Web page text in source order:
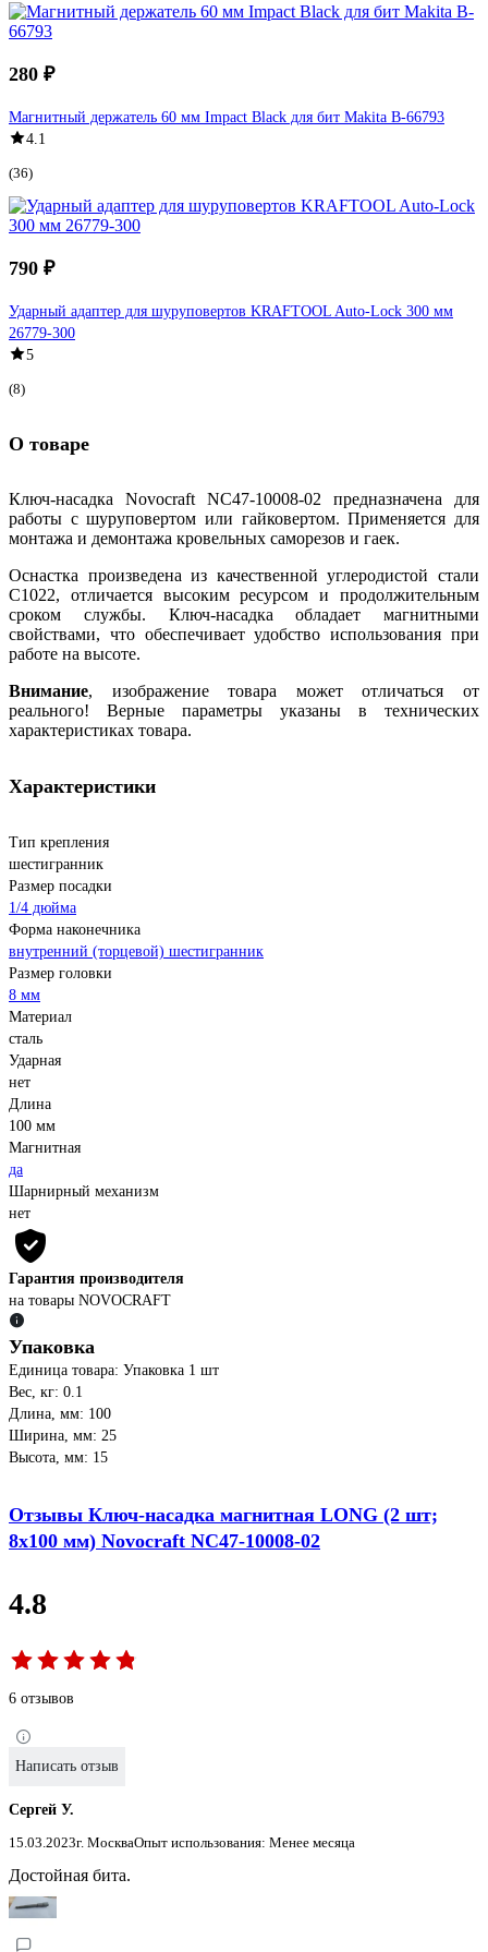
280 ₽
Магнитный держатель 60 мм Impact Black для бит Makita B-66793
4.1
(36)
790 ₽
Ударный адаптер для шуруповертов KRAFTOOL Auto-Lock 300 мм
26779-300
5
(8)
О товаре
Ключ-насадка Novocraft NC47-10008-02 предназначена для
работы с шуруповертом или гайковертом. Применяется для
монтажа и демонтажа кровельных саморезов и гаек.
Оснастка произведена из качественной углеродистой стали
С1022, отличается высоким ресурсом и продолжительным
сроком службы. Ключ-насадка обладает магнитными
свойствами, что обеспечивает удобство использования при
работе на высоте.
Внимание, изображение товара может отличаться от
реального! Верные параметры указаны в технических
характеристиках товара.
Характеристики
Тип крепления
шестигранник
Размер посадки
1/4 дюйма
Форма наконечника
внутренний (торцевой) шестигранник
Размер головки
8 мм
Материал
сталь
Ударная
нет
Длина
100 мм
Магнитная
да
Шарнирный механизм
нет
Гарантия производителя
на товары NOVOCRAFT
Упаковка
Единица товара: Упаковка 1 шт
Вес, кг: 0.1
Длина, мм: 100
Ширина, мм: 25
Высота, мм: 15
Отзывы Ключ-насадка магнитная LONG (2 шт;
8х100 мм) Novocraft NC47-10008-02
4.8
6 отзывов
Написать отзыв
Сергей У.
15.03.2023г. МоскваОпыт использования: Менее месяца
Достойная бита.